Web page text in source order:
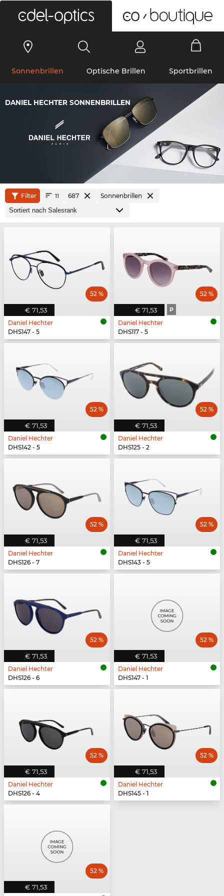
Sonnenbrillen Optische Brillen Sportbrillen
DANIEL HECHTER SONNENBRILLEN
Filter 11 687 Sonnenbrillen
€ 71,53
52 %
Daniel Hechter
DHS147 - 5
€ 71,53 P
52 %
Daniel Hechter
DHS117 - 5
€ 71,53
52 %
Daniel Hechter
DHS142 - 5
€ 71,53
52 %
Daniel Hechter
DHS125 - 2
€ 71,53
52 %
Daniel Hechter
DHS126 - 7
€ 71,53
52 %
Daniel Hechter
DHS143 - 5
€ 71,53
52 %
Daniel Hechter
DHS126 - 6
€ 71,53
52 %
Daniel Hechter
DHS147 - 1
€ 71,53
52 %
Daniel Hechter
DHS126 - 4
€ 71,53
52 %
Daniel Hechter
DHS145 - 1
€ 71,53
52 %